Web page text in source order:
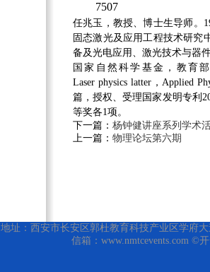
7507
任兆玉 ，教授、博士生导师。
固态激光及应用工程技术研究
备及光电应用、激光技术与器
国家自然科学基金，教育
Laser physics latter，Applied
篇，授权、受理国家发明专利
等奖各1项。
下一篇： 杨钟健讲座系列学术
上一篇： 物理论坛第六期
地址：西安市长安区郭杜教育科技产业区学府
信箱：www.nmtcevents.com ©